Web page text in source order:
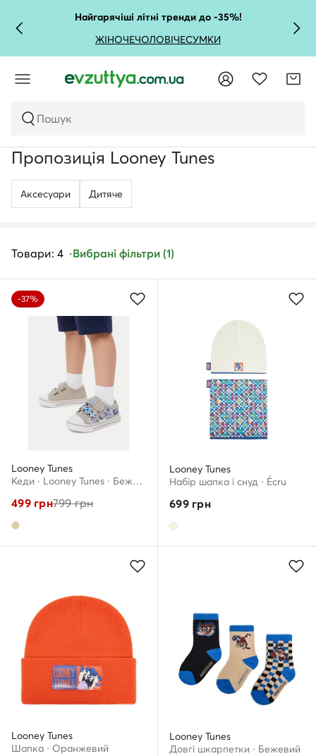
Найгарячіші літні тренди до -35%!
ЖІНОЧЕЧОЛОВІЧЕСУМКИ
Пошук
Пропозиція Looney Tunes
Аксесуари Дитяче
Товари: 4 Вибрані фільтри (1)
-37%
Looney Tunes
Кеди · Looney Tunes · Бежевий
499грн799грн
Looney Tunes
Набір шапка і снуд · Écru
699грн
Looney Tunes
Шапкa · Оранжевий
Looney Tunes
Довгі шкарпетки · Бежевий